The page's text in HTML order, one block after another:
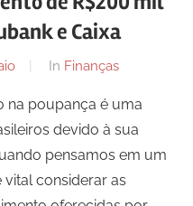
e Caixa
In Finanças
na poupança é uma
devido à sua
pensamos em um
vital considerar as